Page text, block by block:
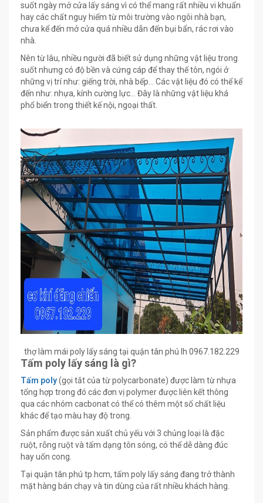
suốt ngày mở cửa lấy sáng vì có thể mang rất nhiều vi khuẩn
hay các chất nguy hiểm từ môi trường vào ngôi nhà bạn,
chưa kể đến mở cửa quá nhiều dẫn đến bụi bẩn, rác rơi vào
nhà.
Nên từ lâu, nhiều người đã biết sử dụng những vật liệu trong
suốt nhưng có độ bền và cứng cáp để thay thế tôn, ngói ở
những vị trí như: giếng trời, nhà bếp… Các vật liệu đó có thể kể
đến như: nhựa, kính cường lực… Đây là những vật liệu khá
phổ biển trong thiết kế nội, ngoại thất.
thợ làm mái poly lấy sáng tại quận tân phú lh 0967.182.229
Tấm poly lấy sáng là gì?
Tấm poly(gọi tắt của từ polycarbonate) được làm từ nhựa
tổng hợp trong đó các đơn vị polymer được liên kết thông
qua các nhóm cacbonat có thể có thêm một số chất liệu
khác để tạo màu hay độ trong.
Sản phẩm được sản xuất chủ yếu với 3 chủng loại là đặc
ruột, rỗng ruột và tấm dạng tôn sóng, có thể dễ dàng đúc
hay uốn cong.
Tại quận tân phú tp.hcm, tấm poly lấy sáng đang trở thành
mặt hàng bán chạy và tin dùng của rất nhiều khách hàng.